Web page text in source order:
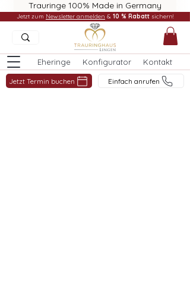
Trauringe 100% Made in Germany
Eheringe Konfigurator Kontakt
Jetzt Termin buchen Einfach anrufen
Jetzt zum Newsletter anmelden & 10 % Rabatt sichern!